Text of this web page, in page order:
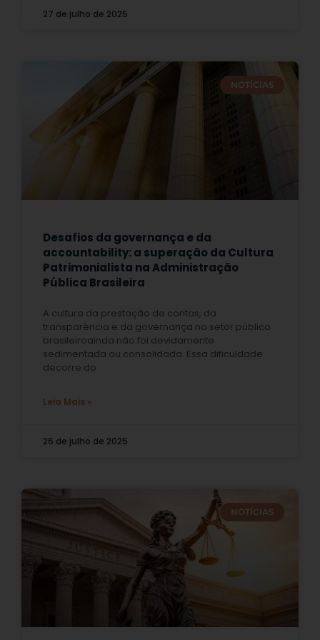
27 de julho de 2025
NOTÍCIAS
Desafios da governança e da
accountability: a superação da Cultura
Patrimonialista na Administração
Pública Brasileira
A cultura da prestação de contas, da
transparência e da governança no setor público
brasileiroainda não foi devidamente
sedimentada ou consolidada. Essa dificuldade
decorre do
Leia Mais »
26 de julho de 2025
NOTÍCIAS